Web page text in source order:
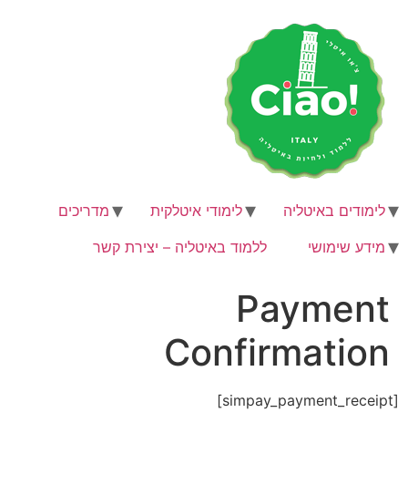
לימודים באיטליה לימודי איטלקית
מדריכים
מידע שימושי
ללמוד באיטליה – יצירת קשר
Payment
Confirmation
[simpay_payment_receipt]